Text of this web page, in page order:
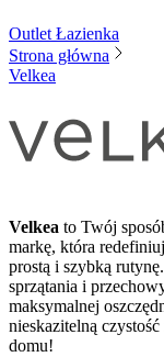
Outlet Łazienka
Strona główna
Velkea
Velkea to Twój
markę, która
prostą i szybką
sprzątania i
maksymalnej
nieskazitelną
domu!